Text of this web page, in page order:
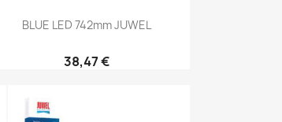
 Aperçu rapide
BLUE LED 742mm JUWEL
38,47 €